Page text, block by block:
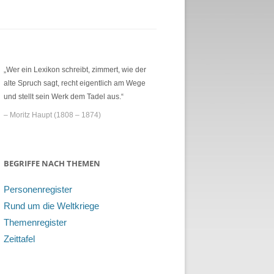
„Wer ein Lexikon schreibt, zimmert, wie der
alte Spruch sagt, recht eigentlich am Wege
und stellt sein Werk dem Tadel aus.“
– Moritz Haupt (1808 – 1874)
BEGRIFFE NACH THEMEN
Personenregister
Rund um die Weltkriege
Themenregister
Zeittafel